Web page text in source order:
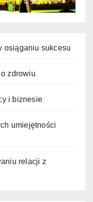
osiąganiu sukcesu
zdrowiu
i biznesie
umiejętności
relacji z